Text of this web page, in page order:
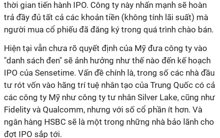
thời gian tiến hành IPO. Công ty này nhấn mạnh sẽ hoàn
trả đầy đủ tất cả các khoản tiền (không tính lãi suất) mà
người mua cổ phiếu đã đăng ký trong quá trình chào bán.
Hiện tại vẫn chưa rõ quyết định của Mỹ đưa công ty vào
"danh sách đen" sẽ ảnh hưởng như thế nào đến kế hoạch
IPO của Sensetime. Vấn đề chính là, trong số các nhà đầu
tư rót vốn vào hãng trí tuệ nhân tạo của Trung Quốc có cả
các công ty Mỹ như công ty tư nhân Silver Lake, cũng như
Fidelity và Qualcomm, nhưng với số cổ phần ít hơn. Và
ngân hàng HSBC sẽ là một trong những nhà bảo lãnh cho
đợt IPO sắp tới.